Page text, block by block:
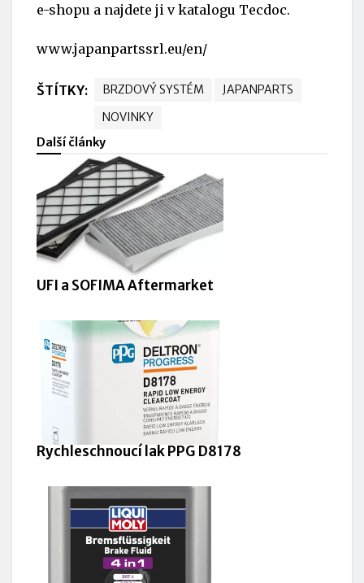
e-shopu a najdete ji v katalogu Tecdoc.
www.japanpartssrl.eu/en/
ŠTÍTKY: BRZDOVÝ SYSTÉM
JAPANPARTS
NOVINKY
Další články
UFI a SOFIMA Aftermarket
Rychleschnoucí lak PPG D8178